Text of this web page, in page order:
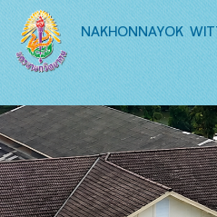
NAKHONNAYOK